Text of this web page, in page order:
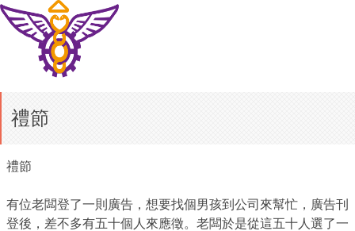
禮節
禮節
有位老闆登了一則廣告，想要找個男孩到公司來幫忙，廣告刊
登後，差不多有五十個人來應徵。老闆於是從這五十人選了一